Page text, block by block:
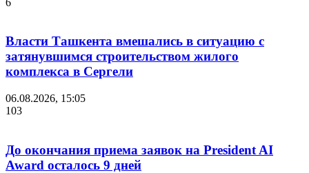
Власти Ташкента вмешались в ситуацию с
затянувшимся строительством жилого
комплекса в Сергели
06.08.2026, 15:05
103
До окончания приема заявок на President AI
Award осталось 9 дней